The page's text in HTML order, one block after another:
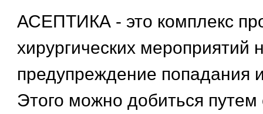
АСЕПТИКА - это комплекс
хирургических мероприятий
предупреждение попадания
Этого можно добиться путем